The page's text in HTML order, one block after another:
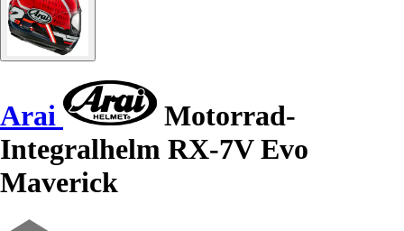
Arai
Motorrad-
Integralhelm RX-7V Evo
Maverick